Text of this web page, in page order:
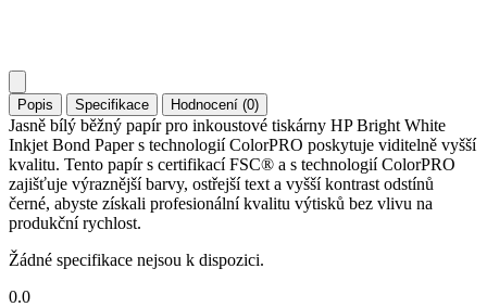
Popis Specifikace Hodnocení (0)
Jasně bílý běžný papír pro inkoustové tiskárny HP Bright White
Inkjet Bond Paper s technologií ColorPRO poskytuje viditelně vyšší
kvalitu. Tento papír s certifikací FSC® a s technologií ColorPRO
zajišťuje výraznější barvy, ostřejší text a vyšší kontrast odstínů
černé, abyste získali profesionální kvalitu výtisků bez vlivu na
produkční rychlost.
Žádné specifikace nejsou k dispozici.
0.0